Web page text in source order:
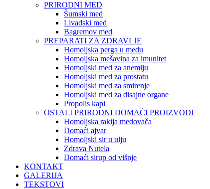
PRIRODNI MED
Šumski med
Livadski med
Bagremov med
PREPARATI ZA ZDRAVLJE
Homoljska perga u medu
Homoljska mešavina za imunitet
Homoljski med za anemiju
Homoljski med za prostatu
Homoljski med za smirenje
Homoljski med za disajne organe
Propolis kapi
OSTALI PRIRODNI DOMAĆI PROIZVODI
Homoljska rakija medovača
Domaći ajvar
Homoljski sir u ulju
Zdrava Nutela
Domaći sirup od višnje
KONTAKT
GALERIJA
TEKSTOVI